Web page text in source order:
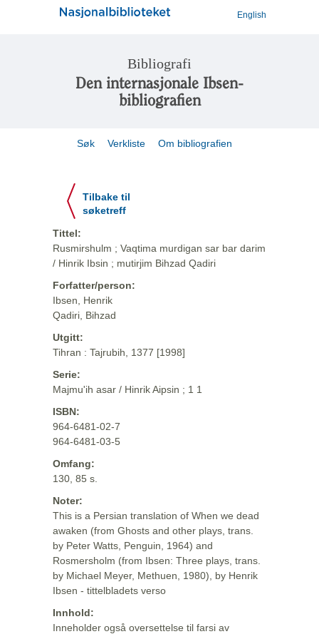
English
Bibliografi
Den internasjonale Ibsen-
bibliografien
Søk Verkliste Om bibliografien
Tilbake til
søketreff
Tittel:
Rusmirshulm ; Vaqtima murdigan sar bar darim
/ Hinrik Ibsin ; mutirjim Bihzad Qadiri
Forfatter/person:
Ibsen, Henrik
Qadiri, Bihzad
Utgitt:
Tihran : Tajrubih, 1377 [1998]
Serie:
Majmu'ih asar / Hinrik Aipsin ; 1 1
ISBN:
964-6481-02-7
964-6481-03-5
Omfang:
130, 85 s.
Noter:
This is a Persian translation of When we dead
awaken (from Ghosts and other plays, trans.
by Peter Watts, Penguin, 1964) and
Rosmersholm (from Ibsen: Three plays, trans.
by Michael Meyer, Methuen, 1980), by Henrik
Ibsen - tittelbladets verso
Innhold:
Inneholder også oversettelse til farsi av